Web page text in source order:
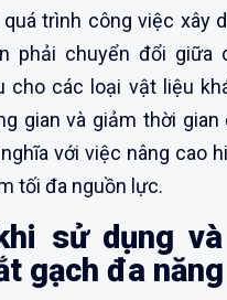
trình công việc xây
phải chuyển đổi giữa
cho các loại vật liệu
gian và giảm thời
với việc nâng cao
tối đa nguồn lực.
sử dụng
gạch đa